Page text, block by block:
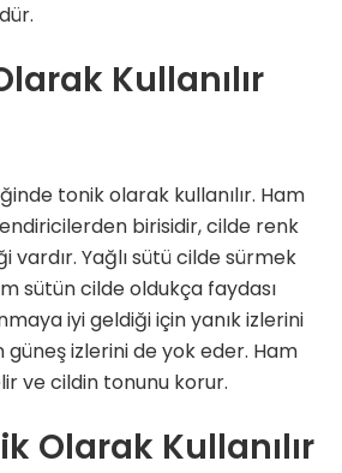
Kullanılır
tonik olarak kullanılır. Ham
birisidir, cilde renk
vardır. Yağlı sütü cilde sürmek
sütün cilde oldukça faydası
iyi geldiği için yanık izlerini
güneş izlerini de yok eder. Ham
ve cildin tonunu korur.
Olarak Kullanılır